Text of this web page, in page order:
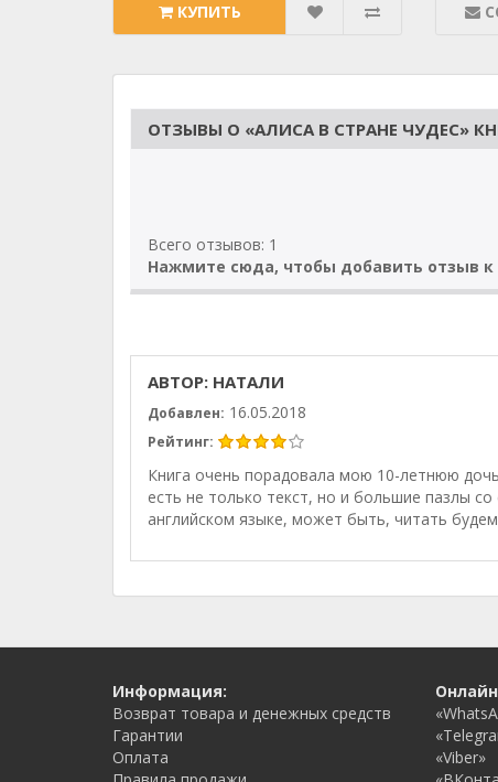
КУПИТЬ
ОТЗЫВЫ О «АЛИСА В СТРАНЕ ЧУДЕС»
Всего отзывов: 1
Нажмите сюда, чтобы добавить отзыв к
АВТОР: НАТАЛИ
Добавлен: 16.05.2018
Рейтинг:
Книга очень порадовала мою 10-летнюю
есть не только текст, но и большие пазлы
английском языке, может быть, читать
Информация:
Возврат товара и денежных средств
Гарантии
Оплата
«Viber»